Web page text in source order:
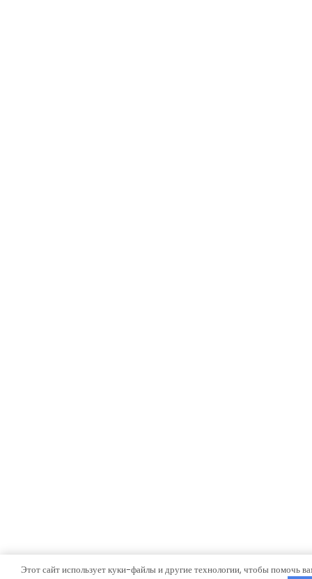
Этот сайт использует куки-файлы и другие технологии, чтобы помочь